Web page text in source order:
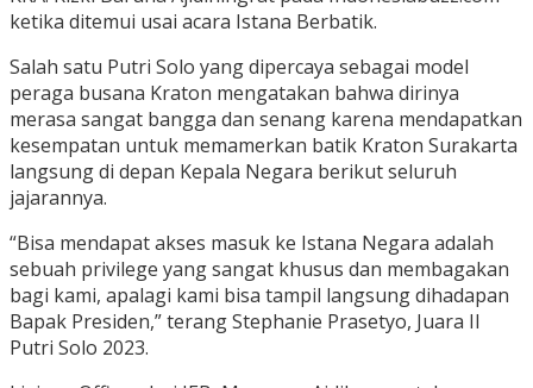
ketika ditemui usai acara Istana Berbatik.
Salah satu Putri Solo yang dipercaya sebagai model
peraga busana Kraton mengatakan bahwa dirinya
merasa sangat bangga dan senang karena mendapatkan
kesempatan untuk memamerkan batik Kraton Surakarta
langsung di depan Kepala Negara berikut seluruh
jajarannya.
“Bisa mendapat akses masuk ke Istana Negara adalah
sebuah privilege yang sangat khusus dan membagakan
bagi kami, apalagi kami bisa tampil langsung dihadapan
Bapak Presiden,” terang Stephanie Prasetyo, Juara II
Putri Solo 2023.